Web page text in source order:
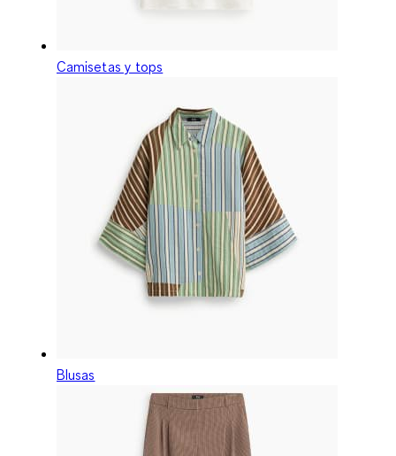
Camisetas y tops
Blusas